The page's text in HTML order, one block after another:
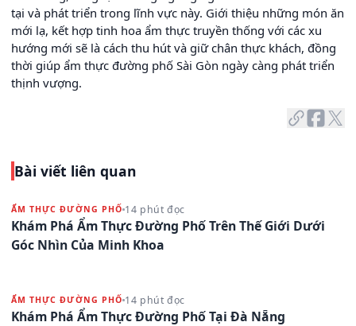
tại và phát triển trong lĩnh vực này. Giới thiệu những món ăn
mới lạ, kết hợp tinh hoa ẩm thực truyền thống với các xu
hướng mới sẽ là cách thu hút và giữ chân thực khách, đồng
thời giúp ẩm thực đường phố Sài Gòn ngày càng phát triển
thịnh vượng.
Bài viết liên quan
ẨM THỰC ĐƯỜNG PHỐ 14 phút đọc
Khám Phá Ẩm Thực Đường Phố Trên Thế Giới Dưới
Góc Nhìn Của Minh Khoa
ẨM THỰC ĐƯỜNG PHỐ 14 phút đọc
Khám Phá Ẩm Thực Đường Phố Tại Đà Nẵng